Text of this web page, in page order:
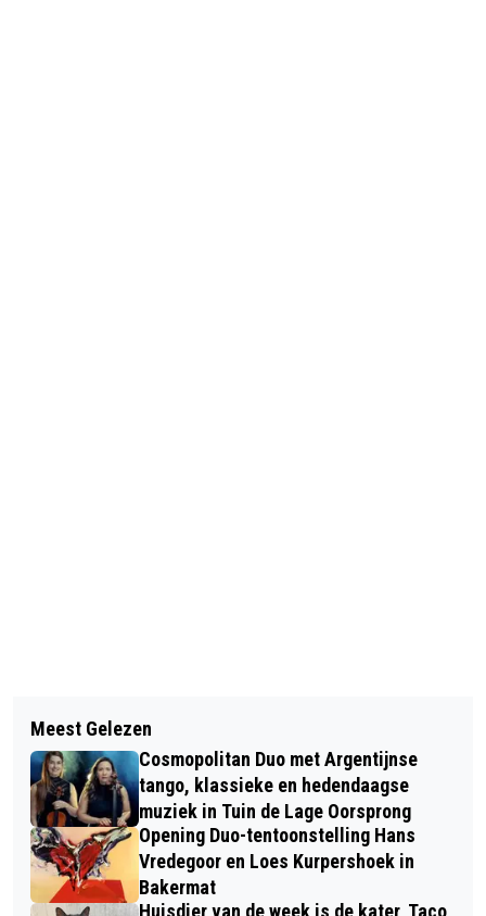
SAVE THE DATE - GO SHORT ARNHEM
2022
NA ZOMERVAKANTIE EEN
KINDERBURGEMEESTER IN ARNHEM
Meest Gelezen
Cosmopolitan Duo met Argentijnse
tango, klassieke en hedendaagse
muziek in Tuin de Lage Oorsprong
Opening Duo-tentoonstelling Hans
Vredegoor en Loes Kurpershoek in
Bakermat
Huisdier van de week is de kater, Taco